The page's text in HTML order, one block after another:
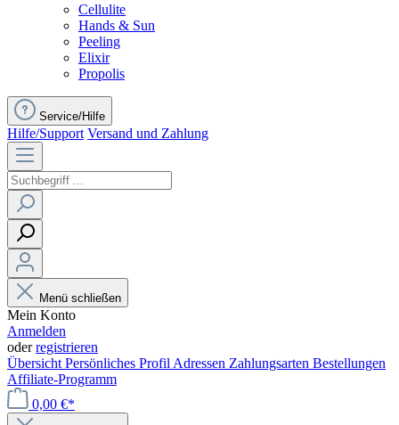
Cellulite
Hands & Sun
Peeling
Elixir
Propolis
Service/Hilfe
Hilfe/Support Versand und Zahlung
Menü schließen
Mein Konto
Anmelden
oderregistrieren
Übersicht Persönliches Profil Adressen Zahlungsarten Bestellungen
Affiliate-Programm
0,00 €*